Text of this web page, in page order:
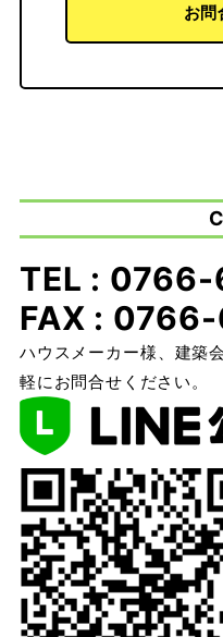
お問
TEL :
FAX :
ハウスメーカー様、建築
軽にお問合せください。